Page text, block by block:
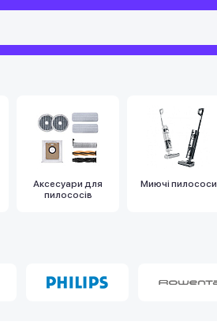
Аксесуари для
пилососів
Миючі пилососи